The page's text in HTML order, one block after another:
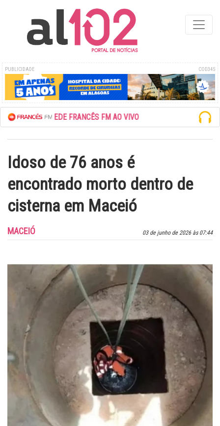
PUBLICIDADE COD345
ESCUTE A REDE FRANCÊS FM AO VIVO
Idoso de 76 anos é
encontrado morto dentro de
cisterna em Maceió
03 de junho de 2026 às 07:44
MACEIÓ